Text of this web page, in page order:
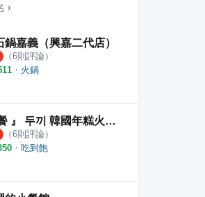
4.7 ·14則評論
›
鍋嘉義（興嘉二代店）
（6則評論）
・ 火鍋
『 兩餐 』 두끼 韓國年糕火鍋吃到飽 嘉義店
（6則評論）
・ 吃到飽